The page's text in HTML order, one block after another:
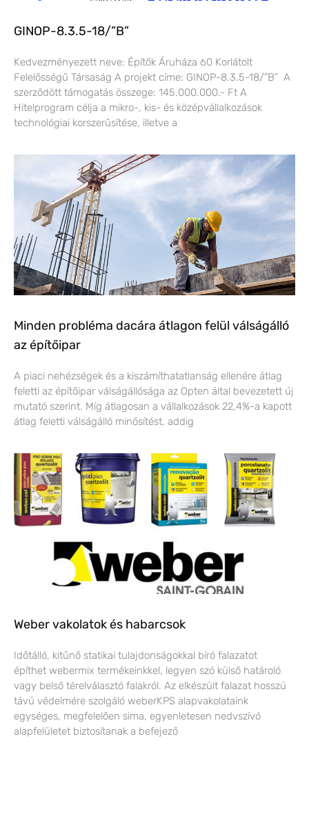
GINOP-8.3.5-18/”B”
Kedvezményezett neve: Építők Áruháza 60 Korlátolt
Felelősségű Társaság A projekt címe: GINOP-8.3.5-18/”B” A
szerződött támogatás összege: 145.000.000.- Ft A
Hitelprogram célja a mikro-, kis- és középvállalkozások
technológiai korszerűsítése, illetve a
Minden probléma dacára átlagon felül válságálló
az építőipar
A piaci nehézségek és a kiszámíthatatlanság ellenére átlag
feletti az építőipar válságállósága az Opten által bevezetett új
mutató szerint. Míg átlagosan a vállalkozások 22,4%-a kapott
átlag feletti válságálló minősítést, addig
Weber vakolatok és habarcsok
Időtálló, kitűnő statikai tulajdonságokkal bíró falazatot
építhet webermix termékeinkkel, legyen szó külső határoló
vagy belső térelválasztó falakról. Az elkészült falazat hosszú
távú védelmére szolgáló weberKPS alapvakolataink
egységes, megfelelően sima, egyenletesen nedvszívó
alapfelületet biztosítanak a befejező